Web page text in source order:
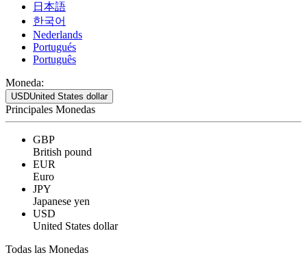
日本語
한국어
Nederlands
Portugués
Português
Moneda:
USDUnited States dollar
Principales Monedas
GBP
British pound
EUR
Euro
JPY
Japanese yen
USD
United States dollar
Todas las Monedas